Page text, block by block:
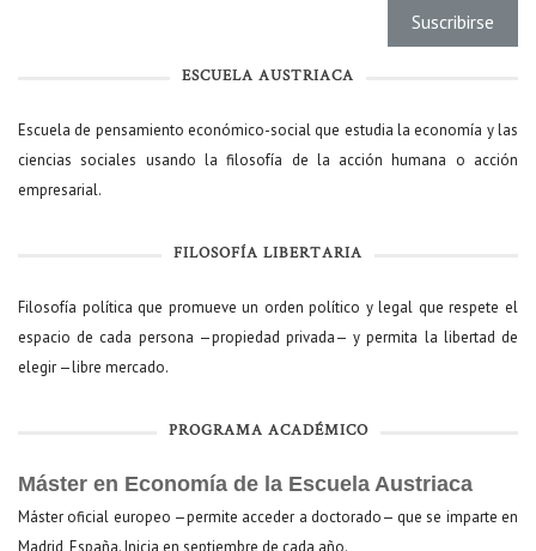
ESCUELA AUSTRIACA
Escuela de pensamiento económico-social que estudia la economía y las
ciencias sociales usando la filosofía de la acción humana o acción
empresarial.
FILOSOFÍA LIBERTARIA
Filosofía política que promueve un orden político y legal que respete el
espacio de cada persona —propiedad privada— y permita la libertad de
elegir —libre mercado.
PROGRAMA ACADÉMICO
Máster en Economía de la Escuela Austriaca
Máster oficial europeo —permite acceder a doctorado— que se imparte en
Madrid, España. Inicia en septiembre de cada año.